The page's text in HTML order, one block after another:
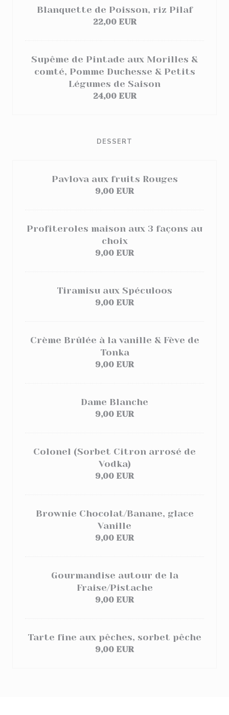
Blanquette de Poisson, riz Pilaf
22,00 EUR
Supême de Pintade aux Morilles &
comté, Pomme Duchesse & Petits
Légumes de Saison
24,00 EUR
DESSERT
Pavlova aux fruits Rouges
9,00 EUR
Profiteroles maison aux 3 façons au
choix
9,00 EUR
Tiramisu aux Spéculoos
9,00 EUR
Crème Brûlée à la vanille & Fève de
Tonka
9,00 EUR
Dame Blanche
9,00 EUR
Colonel (Sorbet Citron arrosé de
Vodka)
9,00 EUR
Brownie Chocolat/Banane, glace
Vanille
9,00 EUR
Gourmandise autour de la
Fraise/Pistache
9,00 EUR
Tarte fine aux pêches, sorbet pêche
9,00 EUR